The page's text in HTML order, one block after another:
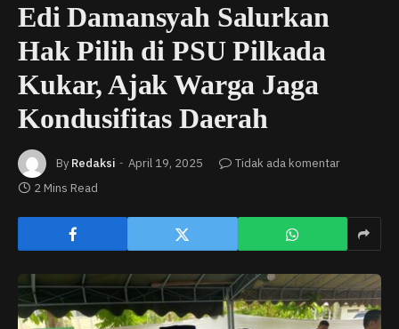
Edi Damansyah Salurkan
Hak Pilih di PSU Pilkada
Kukar, Ajak Warga Jaga
Kondusifitas Daerah
By Redaksi April 19, 2025
Tidak ada komentar
2 Mins Read